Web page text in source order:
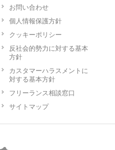
お問い合わせ
個人情報保護方針
クッキーポリシー
反社会的勢力に対する基本
方針
カスタマーハラスメントに
対する基本方針
フリーランス相談窓口
サイトマップ